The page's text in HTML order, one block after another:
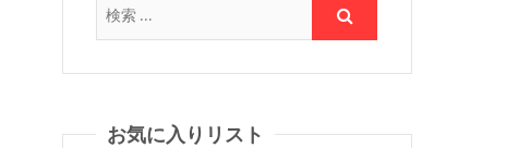
お気に入りリスト